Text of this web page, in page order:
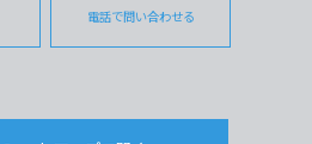
電話で問い合わせる